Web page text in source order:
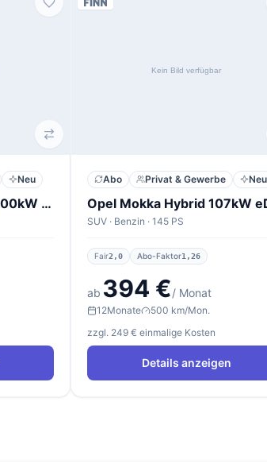
Neu
Opel Mokka 1.2 Turbo 100kW GS
Abo Privat & Gewerbe Neu
SUV · Benzin · 145 PS
Fair2,0 Abo-Faktor1,26
ab 394 €/ Monat
12Monate
500 km/Mon.
zzgl. 249 € einmalige Kosten
Details anzeigen